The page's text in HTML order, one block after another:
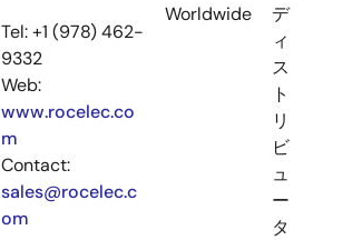
Tel: +1 (978) 462-
9332
Web:
www.rocelec.co
m
Contact:
sales@rocelec.c
om
Worldwide
デ
ィ
ス
ト
リ
ビ
ュ
ー
タ